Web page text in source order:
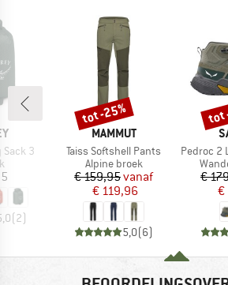
3
(2)
MERK
MAMMUT
Artikel
Taiss Softshell Pants
Productgroep
Alpine broek
Prijs
€ 159,95Verlaagde prijs
vanaf
€ 119,96
5,0(6)
Korting
tot -25%
Artikel
Pedroc 2
€
€
tot